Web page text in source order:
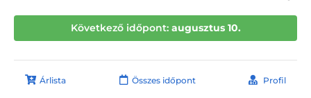
Következő időpont: augusztus 10.
Árlista Összes időpont Profil